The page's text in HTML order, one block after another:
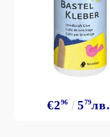
€296 579лв.